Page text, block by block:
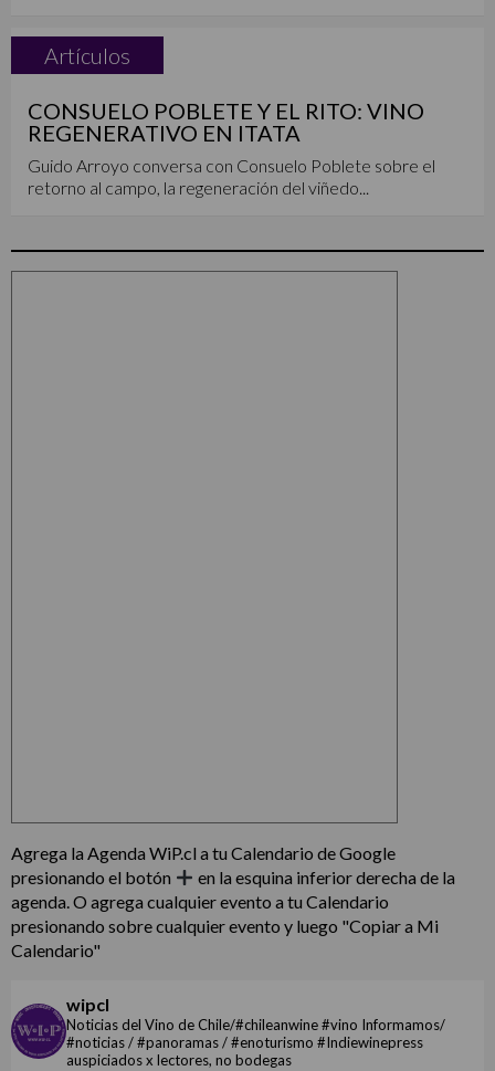
Artículos
CONSUELO POBLETE Y EL RITO: VINO
REGENERATIVO EN ITATA
Guido Arroyo conversa con Consuelo Poblete sobre el
retorno al campo, la regeneración del viñedo...
Agrega la Agenda WiP.cl a tu Calendario de Google
presionando el botón
en la esquina inferior derecha de la
agenda. O agrega cualquier evento a tu Calendario
presionando sobre cualquier evento y luego "Copiar a Mi
Calendario"
wipcl
Noticias del Vino de Chile/#chileanwine #vino Informamos/
#noticias / #panoramas / #enoturismo #Indiewinepress
auspiciados x lectores, no bodegas